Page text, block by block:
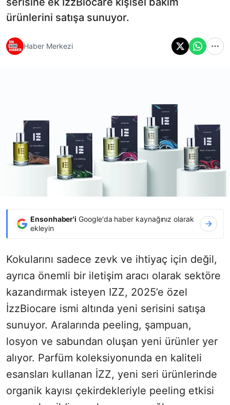
ürünlerini satışa sunuyor.
Haber Merkezi
Ensonhaber'i Google'da haber kaynağınız olarak
ekleyin
Kokularını sadece zevk ve ihtiyaç için değil,
ayrıca önemli bir iletişim aracı olarak sektöre
kazandırmak isteyen IZZ, 2025’e özel
İzzBiocare ismi altında yeni serisini satışa
sunuyor. Aralarında peeling, şampuan,
losyon ve sabundan oluşan yeni ürünler yer
alıyor. Parfüm koleksiyonunda en kaliteli
esansları kullanan İZZ, yeni seri ürünlerinde
organik kayısı çekirdekleriyle peeling etkisi